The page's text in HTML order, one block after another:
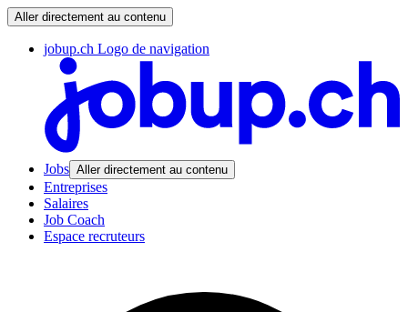
Aller directement au contenu
jobup.ch Logo de navigation
Jobs Aller directement au contenu
Entreprises
Salaires
Job Coach
Espace recruteurs